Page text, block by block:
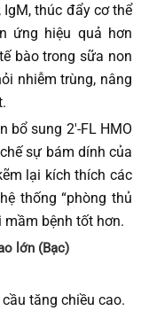
thúc đẩy cơ thể
ứng hiệu quả hơn
bào trong sữa non
nhiễm trùng, nâng
bổ sung 2'-FL HMO
sự bám dính của
lại kích thích các
thống “phòng thủ
mầm bệnh tốt hơn.
lớn (Bạc)
tăng chiều cao.